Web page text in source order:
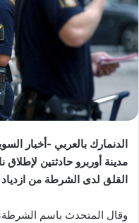
الدنمارك بالعربي -أخبار
مدينة أوربرو حادثتين
القلق لدى الشرطة من
وقال المتحدث باسم